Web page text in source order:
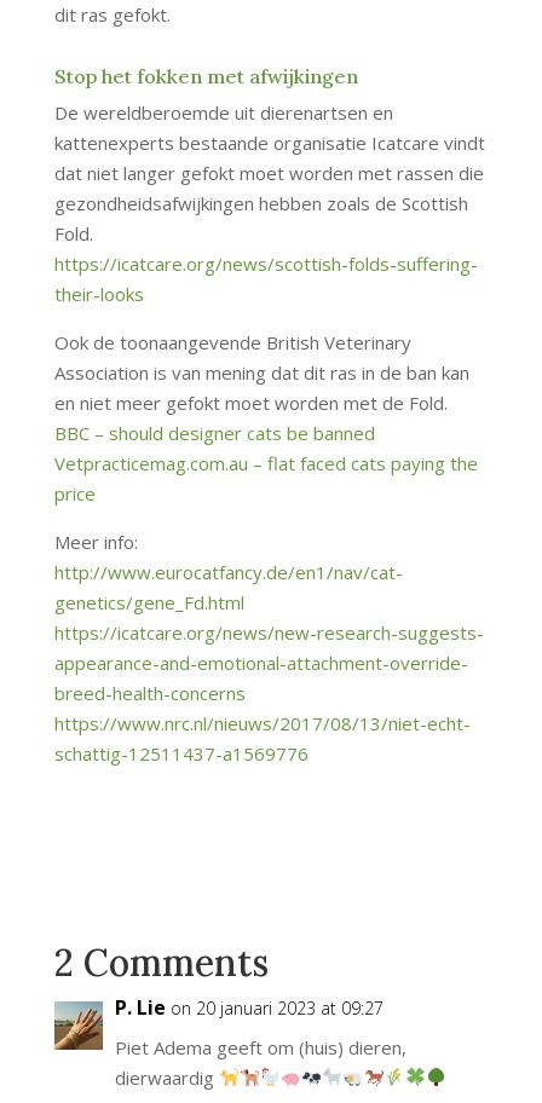
dit ras gefokt.
Stop het fokken met afwijkingen
De wereldberoemde uit dierenartsen en
kattenexperts bestaande organisatie Icatcare vindt
dat niet langer gefokt moet worden met rassen die
gezondheidsafwijkingen hebben zoals de Scottish
Fold.
https://icatcare.org/news/scottish-folds-suffering-
their-looks
Ook de toonaangevende British Veterinary
Association is van mening dat dit ras in de ban kan
en niet meer gefokt moet worden met de Fold.
BBC – should designer cats be banned
Vetpracticemag.com.au – flat faced cats paying the
price
Meer info:
http://www.eurocatfancy.de/en1/nav/cat-
genetics/gene_Fd.html
https://icatcare.org/news/new-research-suggests-
appearance-and-emotional-attachment-override-
breed-health-concerns
https://www.nrc.nl/nieuws/2017/08/13/niet-echt-
schattig-12511437-a1569776
2 Comments
P. Lie on 20 januari 2023 at 09:27
Piet Adema geeft om (huis) dieren,
dierwaardig